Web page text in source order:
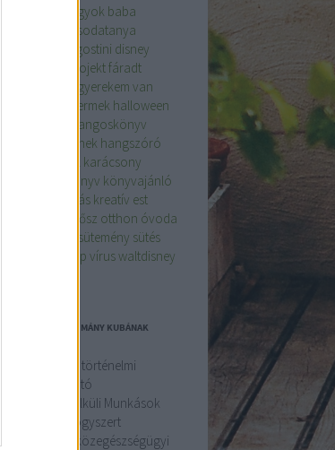
anya vagyok baba
csodatanya
deagostini disney
diy projektfáradt
gyerekem van
gyermek halloween
hangoskönyv
gyerekeknek hangszóró
karácsony
könyv könyvajánló
kreatívkodás kreatív est
ősz otthon óvoda
sütemény sütés
ünnep víruswaltdisney
GYÓGYSZERADOMÁNY KUBÁNAK
népek közötti történelmi
kézzelfogható
a Földnélküli Munkások
7,6 tonna gyógyszert
nemzeti közegészségügyi